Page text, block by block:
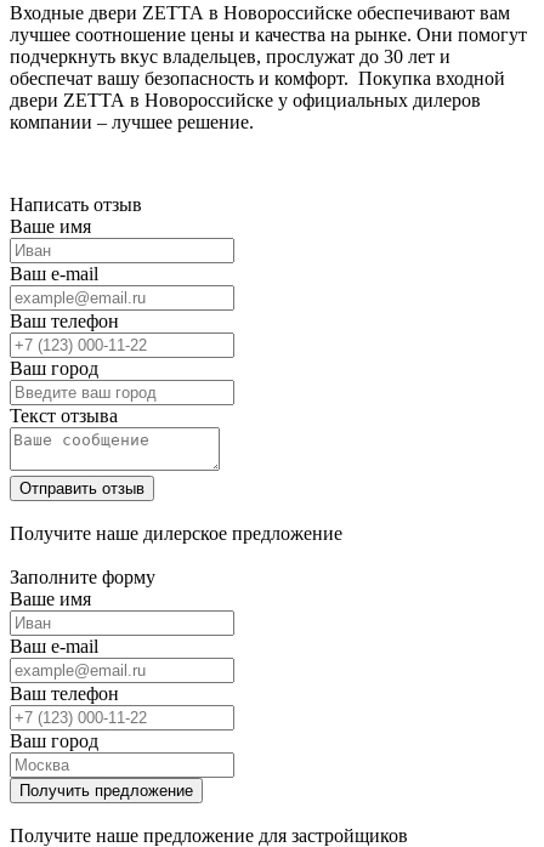
Входные двери ZЕТТА в Новороссийске обеспечивают вам
лучшее соотношение цены и качества на рынке. Они помогут
подчеркнуть вкус владельцев, прослужат до 30 лет и
обеспечат вашу безопасность и комфорт. Покупка входной
двери ZЕТТА в Новороссийске у официальных дилеров
компании – лучшее решение.
Написать отзыв
Ваше имя
Ваш e-mail
Ваш телефон
Ваш город
Текст отзыва
Получите наше дилерское предложение
Заполните форму
Ваше имя
Ваш e-mail
Ваш телефон
Ваш город
Получите наше предложение для застройщиков